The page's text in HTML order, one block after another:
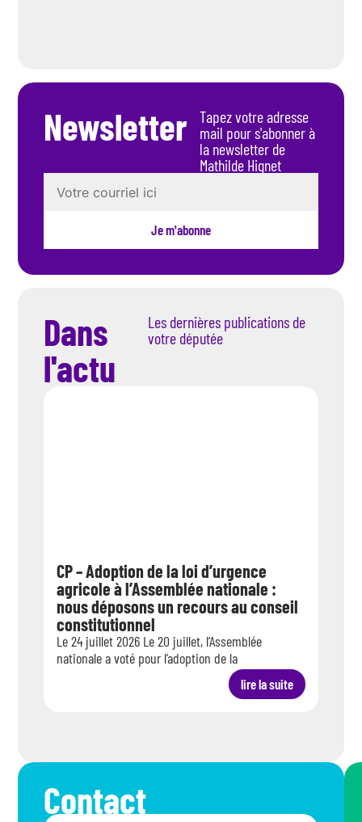
Newsletter
Tapez votre adresse
mail pour s'abonner à
la newsletter de
Mathilde Hignet
Je m'abonne
Dans
l'actu
Les dernières publications de
votre députée
CP – Adoption de la loi d’urgence
agricole à l’Assemblée nationale :
nous déposons un recours au conseil
constitutionnel
Le 24 juillet 2026 Le 20 juillet, l’Assemblée
nationale a voté pour l’adoption de la
lire la suite
Contact